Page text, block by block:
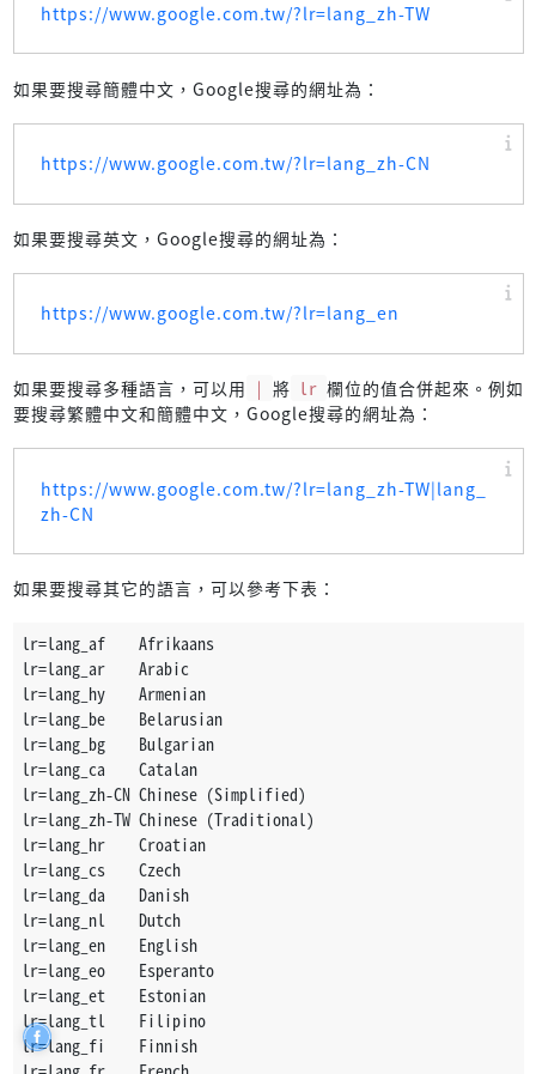
hl=haw         Hawaiian
hl=iw          Hebrew
hl=hi          Hindi
hl=hu          Hungarian
hl=is          Icelandic
hl=ig          Igbo
hl=id          Indonesian
hl=ia          Interlingua
hl=ga          Irish
hl=it          Italian
hl=ja          Japanese
hl=jw          Javanese
hl=kn          Kannada
hl=kk          Kazakh
hl=rw          Kinyarwanda
hl=rn          Kirundi
hl=xx-klingon  Klingon
hl=kg          Kongo
hl=ko          Korean
hl=kri         Krio (Sierra Leone)
hl=ku          Kurdish
hl=ckb         Kurdish (Soranî)
hl=ky          Kyrgyz
hl=lo          Laothian
hl=lv          Latvian
hl=ln          Lingala
hl=lt          Lithuanian
hl=loz         Lozi
hl=lg          Luganda
hl=ach         Luo
hl=mk          Macedonian
hl=mg          Malagasy
hl=ms          Malay
hl=ml          Malayalam
hl=mt          Maltese
hl=mi          Maori
hl=mr          Marathi
hl=mfe         Mauritian Creole
hl=mo          Moldavian
hl=mn          Mongolian
hl=sr-ME       Montenegrin
https://www.google.com.tw/?lr=lang_zh-TW
如果要搜尋簡體中文，Google搜尋的網址為：
https://www.google.com.tw/?lr=lang_zh-CN
如果要搜尋英文，Google搜尋的網址為：
https://www.google.com.tw/?lr=lang_en
如果要搜尋多種語言，可以用 | 將 lr 欄位的值合併起來。例如
要搜尋繁體中文和簡體中文，Google搜尋的網址為：
https://www.google.com.tw/?lr=lang_zh-TW|lang_
zh-CN
如果要搜尋其它的語言，可以參考下表：
lr=lang_af    Afrikaans
lr=lang_ar    Arabic
lr=lang_hy    Armenian
lr=lang_be    Belarusian
lr=lang_bg    Bulgarian
lr=lang_ca    Catalan
lr=lang_zh-CN Chinese (Simplified)
lr=lang_zh-TW Chinese (Traditional)
lr=lang_hr    Croatian
lr=lang_cs    Czech
lr=lang_da    Danish
lr=lang_nl    Dutch
lr=lang_en    English
lr=lang_eo    Esperanto
lr=lang_et    Estonian
lr=lang_tl    Filipino
lr=lang_fi    Finnish